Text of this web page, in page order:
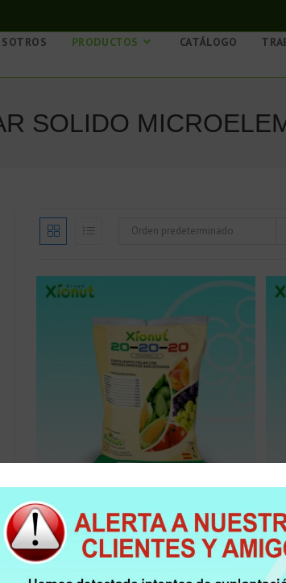
PRODUCTOS CATÁLOGO
SOLIDO
Orden predeterminado
FERTILIZANTE FOLIAR SOLIDO MICROELEMENTOS,
TODOS LOS PRODUCTOS
Xionut – 20 20 20 Desarrollo